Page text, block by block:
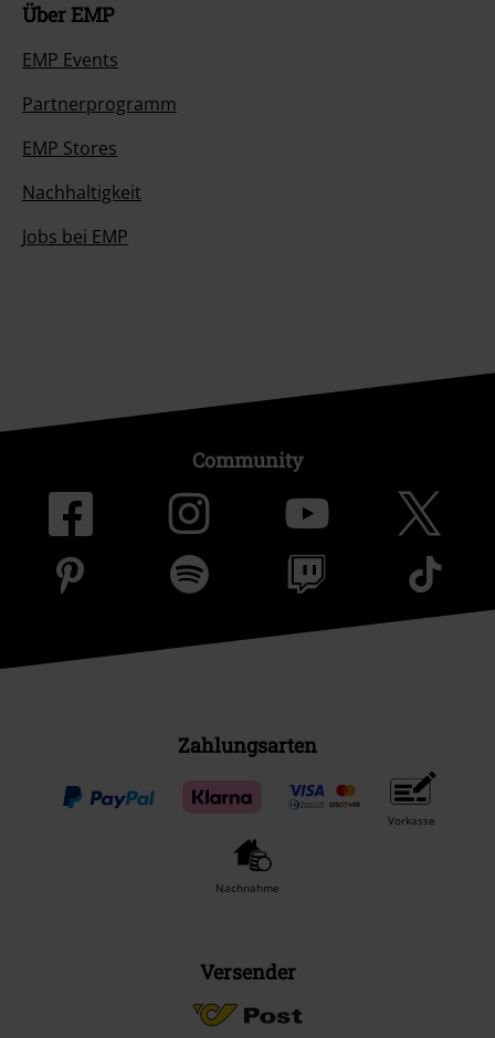
Über EMP
EMP Events
Partnerprogramm
EMP Stores
Nachhaltigkeit
Jobs bei EMP
Community
Zahlungsarten
Vorkasse
Nachnahme
Versender